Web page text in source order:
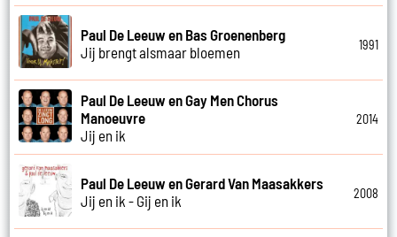
Paul De Leeuw en Bas Groenenberg
Jij brengt alsmaar bloemen
1991
Paul De Leeuw en Gay Men Chorus
Manoeuvre
Jij en ik
2014
Paul De Leeuw en Gerard Van Maasakkers
Jij en ik - Gij en ik
2008